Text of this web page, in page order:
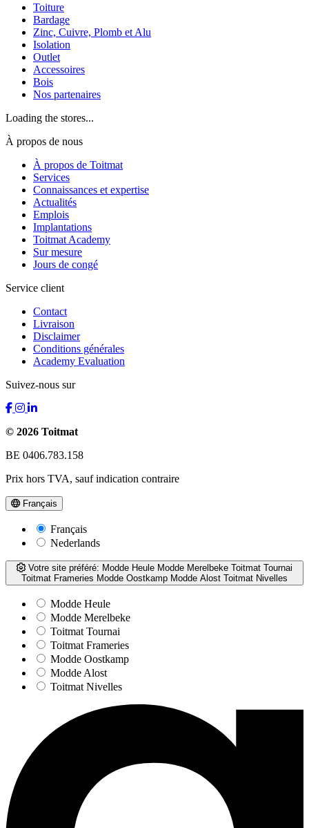
Toiture
Bardage
Zinc, Cuivre, Plomb et Alu
Isolation
Outlet
Accessoires
Bois
Nos partenaires
Loading the stores...
À propos de nous
À propos de Toitmat
Services
Connaissances et expertise
Actualités
Emplois
Implantations
Toitmat Academy
Sur mesure
Jours de congé
Service client
Contact
Livraison
Disclaimer
Conditions générales
Academy Evaluation
Suivez-nous sur
© 2026 Toitmat
BE 0406.783.158
Prix hors TVA, sauf indication contraire
Français
Français
Nederlands
Votre site préféré: Modde Heule Modde Merelbeke Toitmat Tournai
Toitmat Frameries Modde Oostkamp Modde Alost Toitmat Nivelles
Modde Heule
Modde Merelbeke
Toitmat Tournai
Toitmat Frameries
Modde Oostkamp
Modde Alost
Toitmat Nivelles